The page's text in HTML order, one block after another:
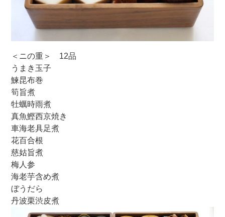
＜ニの重＞ 12品
うまき玉子
鰊昆布巻
筍旨煮
牡蠣時雨煮
真魚鰹西京焼き
車海老具足煮
花百合根
慈姑旨煮
梅人参
海老芋含め煮
ぼうだら
丹波栗渋皮煮